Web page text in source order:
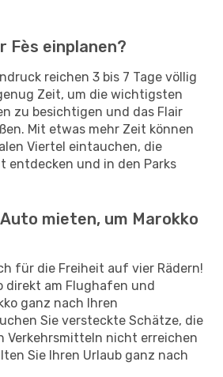
Fès einplanen?
reichen 3 bis 7 Tage völlig
Zeit, um die wichtigsten
zu besichtigen und das Flair
Mit etwas mehr Zeit können
Viertel eintauchen, die
entdecken und in den Parks
mieten, um Marokko
für die Freiheit auf vier Rädern!
direkt am Flughafen und
ganz nach Ihren
Sie versteckte Schätze, die
Verkehrsmitteln nicht erreichen
Sie Ihren Urlaub ganz nach